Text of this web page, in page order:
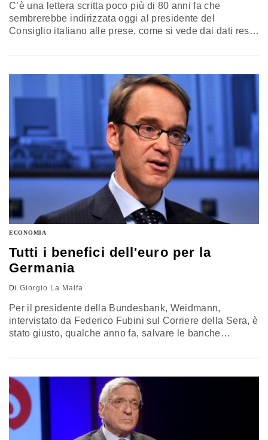
C’è una lettera scritta poco più di 80 anni fa che
sembrerebbe indirizzata oggi al presidente del
Consiglio italiano alle prese, come si vede dai dati resi
proposto un doppio obiettivo: la ripresa e le riforme…
ECONOMIA
Tutti i benefici dell'euro per la
Germania
Di Giorgio La Malfa
Per il presidente della Bundesbank, Weidmann,
intervistato da Federico Fubini sul Corriere della Sera, è
stato giusto, qualche anno fa, salvare le banche
nel frattempo l’Europa si è data nuove regole che…